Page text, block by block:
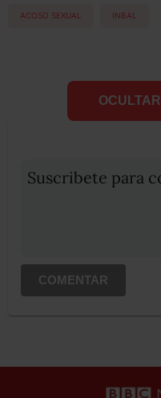
ACOSO SEXUAL INBAL
Suscribete para
COMENTAR